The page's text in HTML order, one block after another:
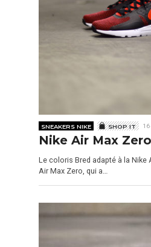
SNEAKERS NIKE SHOP IT 16
Nike Air Max
Le coloris Bred adapté à la Nike
Air Max Zero, qui a…